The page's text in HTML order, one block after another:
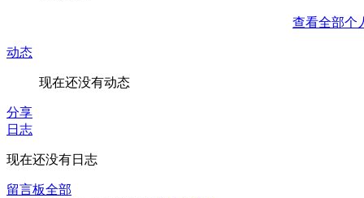
查看全部个
动态
现在还没有动态
分享
日志
现在还没有日志
留言板全部